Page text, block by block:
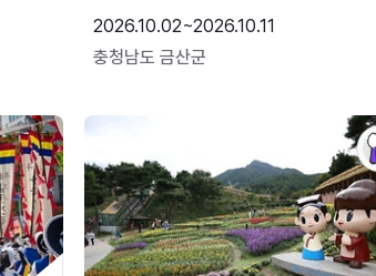
2026.10.02~2026.10.11
충청남도 금산군